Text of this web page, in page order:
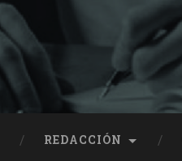
REDACCIÓN